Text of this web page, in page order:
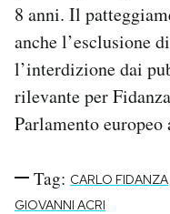
8 anni. Il
anche l’esclusione
l’interdizione dai
rilevante per
Parlamento
Tag: CARLO FIDANZA
GIOVANNI ACRI